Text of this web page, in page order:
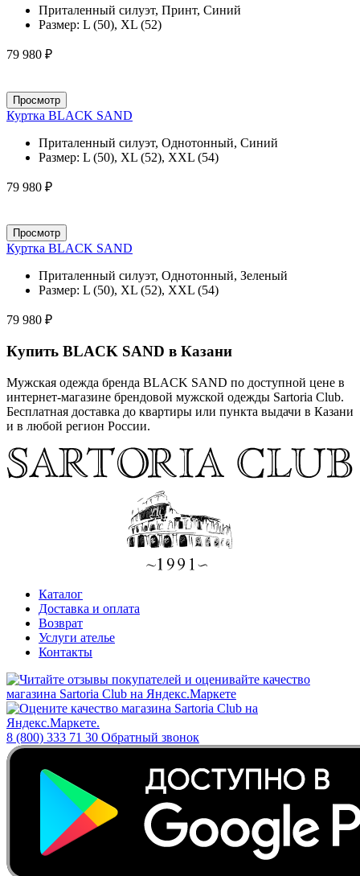
Приталенный силуэт, Принт, Синий
Размер: L (50), XL (52)
79 980 ₽
Просмотр
Куртка BLACK SAND
Приталенный силуэт, Однотонный, Синий
Размер: L (50), XL (52), XXL (54)
79 980 ₽
Просмотр
Куртка BLACK SAND
Приталенный силуэт, Однотонный, Зеленый
Размер: L (50), XL (52), XXL (54)
79 980 ₽
Купить BLACK SAND в Казани
Мужская одежда бренда BLACK SAND по доступной цене в
интернет-магазине брендовой мужской одежды Sartoria Club.
Бесплатная доставка до квартиры или пункта выдачи в Казани
и в любой регион России.
Каталог
Доставка и оплата
Возврат
Услуги ателье
Контакты
8 (800) 333 71 30 Обратный звонок